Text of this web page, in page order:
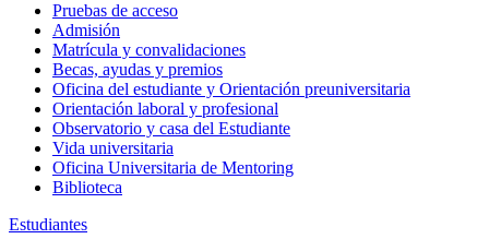
Pruebas de acceso
Admisión
Matrícula y convalidaciones
Becas, ayudas y premios
Oficina del estudiante y Orientación preuniversitaria
Orientación laboral y profesional
Observatorio y casa del Estudiante
Vida universitaria
Oficina Universitaria de Mentoring
Biblioteca
Estudiantes